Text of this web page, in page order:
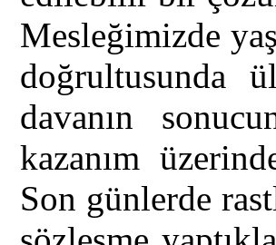
Mesleğimizde
doğrultusunda
davanın
kazanım
Son günlerde